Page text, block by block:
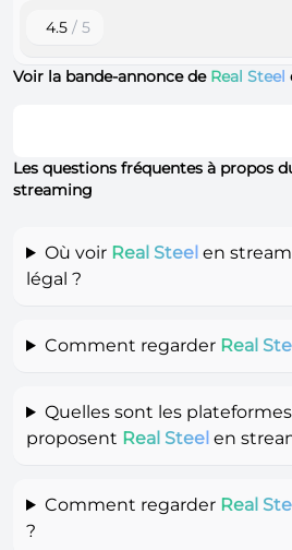
4.5 / 5
Voir la bande-annonce de Real Steel
Les questions fréquentes à propos
streaming
Où voir Real Steel en
légal ?
Comment regarder Real
Quelles sont les
proposent Real Steel en
Comment regarder Real
?